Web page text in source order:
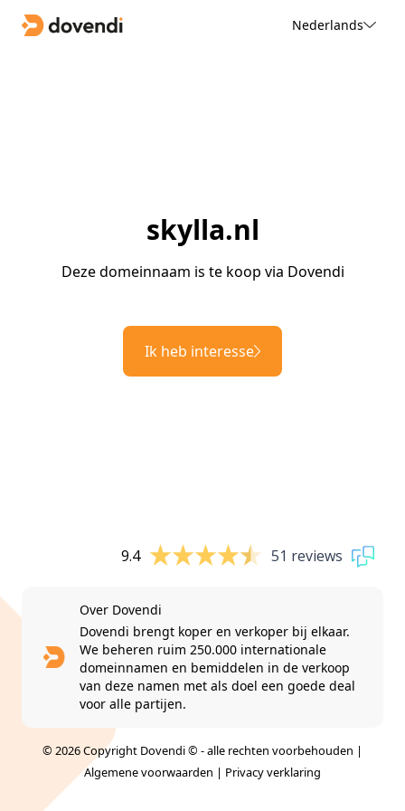
Nederlands
skylla.nl
Deze domeinnaam is te koop via Dovendi
Ik heb interesse
9.4 51 reviews
Over Dovendi
Dovendi brengt koper en verkoper bij elkaar.
We beheren ruim 250.000 internationale
domeinnamen en bemiddelen in de verkoop
van deze namen met als doel een goede deal
voor alle partijen.
© 2026 Copyright Dovendi © - alle rechten voorbehouden |
Algemene voorwaarden | Privacy verklaring